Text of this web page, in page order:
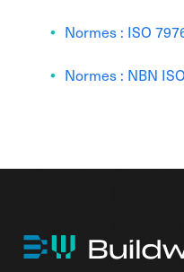
Normes : ISO
Normes : NBN